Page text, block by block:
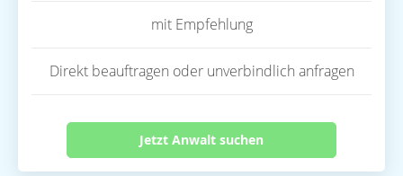
mit Empfehlung
Direkt beauftragen oder unverbindlich anfragen
Jetzt Anwalt suchen